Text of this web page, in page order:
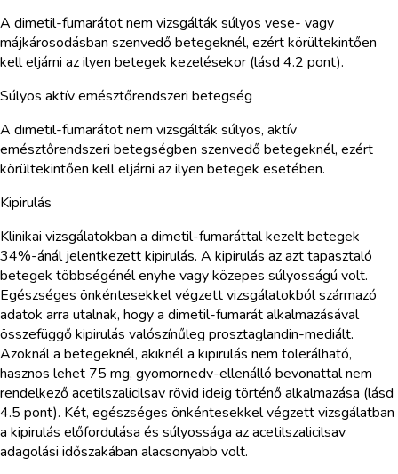
A dimetil-fumarátot nem vizsgálták súlyos vese- vagy
májkárosodásban szenvedő betegeknél, ezért körültekintően
kell eljárni az ilyen betegek kezelésekor (lásd 4.2 pont).
Súlyos aktív emésztőrendszeri betegség
A dimetil-fumarátot nem vizsgálták súlyos, aktív
emésztőrendszeri betegségben szenvedő betegeknél, ezért
körültekintően kell eljárni az ilyen betegek esetében.
Kipirulás
Klinikai vizsgálatokban a dimetil-fumaráttal kezelt betegek
34%-ánál jelentkezett kipirulás. A kipirulás az azt tapasztaló
betegek többségénél enyhe vagy közepes súlyosságú volt.
Egészséges önkéntesekkel végzett vizsgálatokból származó
adatok arra utalnak, hogy a dimetil-fumarát alkalmazásával
összefüggő kipirulás valószínűleg prosztaglandin-mediált.
Azoknál a betegeknél, akiknél a kipirulás nem tolerálható,
hasznos lehet 75 mg, gyomornedv-ellenálló bevonattal nem
rendelkező acetilszalicilsav rövid ideig történő alkalmazása (lásd
4.5 pont). Két, egészséges önkéntesekkel végzett vizsgálatban
a kipirulás előfordulása és súlyossága az acetilszalicilsav
adagolási időszakában alacsonyabb volt.